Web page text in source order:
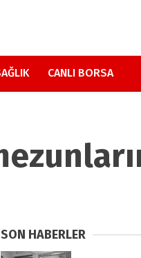
CANLI BORSA
SON HABERLER